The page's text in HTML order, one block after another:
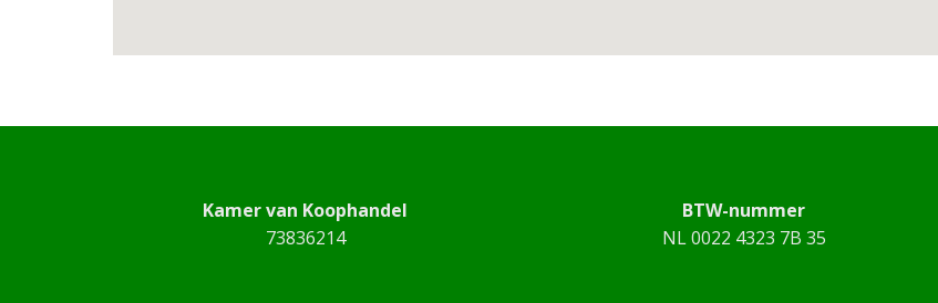
Kamer van Koophandel
73836214
BTW-nummer
NL 0022 4323 7B 35